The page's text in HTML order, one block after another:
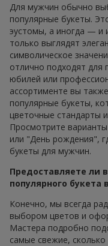
Для мужчин обычно
популярные букеты.
эустомы, а иногда — и
только выглядят
символическое
отлично подходят для
юбилей или
ассортименте вы
популярные букеты,
цветочные стандарты
Просмотрите
или "День рождения",
букеты для мужчин.
Предоставляете ли
популярного букета
Конечно, мы всегда
выбором цветов и
Мастера подробно
самые свежие,